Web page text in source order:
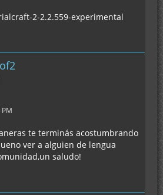
2-2.2.559-experimental
te terminás acostumbrando
ver a alguien de lengua
saludo!